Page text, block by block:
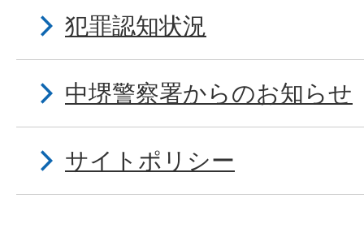
犯罪認知状況
中堺警察署からのお知らせ
サイトポリシー